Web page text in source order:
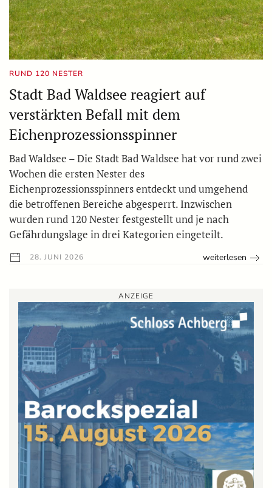
RUND 120 NESTER
Stadt Bad Waldsee reagiert auf
verstärkten Befall mit dem
Eichenprozessionsspinner
Bad Waldsee – Die Stadt Bad Waldsee hat vor rund zwei
Wochen die ersten Nester des
Eichenprozessionsspinners entdeckt und umgehend
die betroffenen Bereiche abgesperrt. Inzwischen
wurden rund 120 Nester festgestellt und je nach
Gefährdungslage in drei Kategorien eingeteilt.
28. JUNI 2026 weiterlesen
ANZEIGE